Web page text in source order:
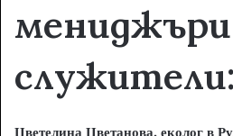
служители:
Цветелина Цветанова, еколог в